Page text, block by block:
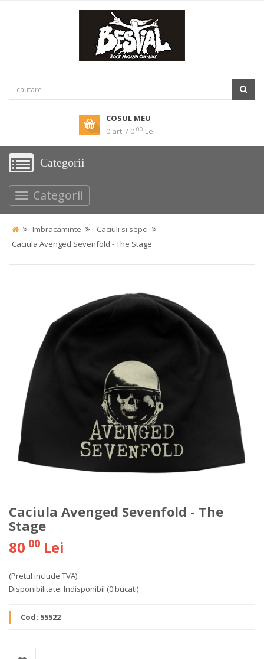
COSUL MEU
0 art. / 0 00 Lei
Categorii
Categorii
Imbracaminte
Caciuli si sepci
Caciula Avenged Sevenfold - The Stage
Caciula Avenged Sevenfold - The
Stage
80 00 Lei
(Pretul include TVA)
Disponibilitate: Indisponibil (0 bucati)
Cod: 55522